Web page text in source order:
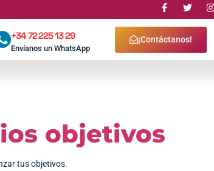
+34 72 225 13 29
Envíanos un WhatsApp
¡Contáctanos!
objetivos
tus objetivos.